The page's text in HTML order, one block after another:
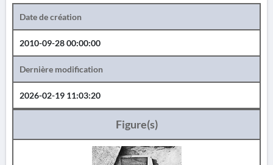
Date de création
2010-09-28 00:00:00
Dernière modification
2026-02-19 11:03:20
Figure(s)